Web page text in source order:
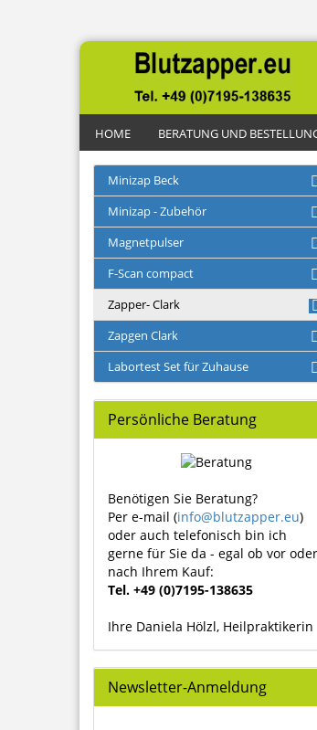
HOME BERATUNG UND
Minizap Beck
Minizap - Zubehör
Magnetpulser
F-Scan compact
Zapper- Clark
Zapgen Clark
Labortest Set für Zuhause
Persönliche Beratung
Benötigen Sie Beratung?
Per e-mail (info@blutzapper.eu)
oder auch telefonisch bin ich
gerne für Sie da - egal ob vor oder
nach Ihrem Kauf:
Tel. +49 (0)7195-138635
Ihre Daniela Hölzl, Heilpraktikerin
Newsletter-Anmeldung